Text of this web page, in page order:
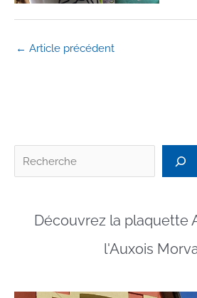
← Article précédent
Découvrez la plaquette
l'Auxois